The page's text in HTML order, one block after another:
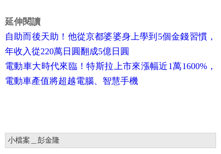
延伸閱讀
自助而後天助！他從京都婆婆身上學到5個金錢習慣，
年收入從220萬日圓翻成5億日圓
電動車大時代來臨！特斯拉上市來漲幅近1萬1600%，
電動車產值將超越電腦、智慧手機
小檔案＿彭金隆